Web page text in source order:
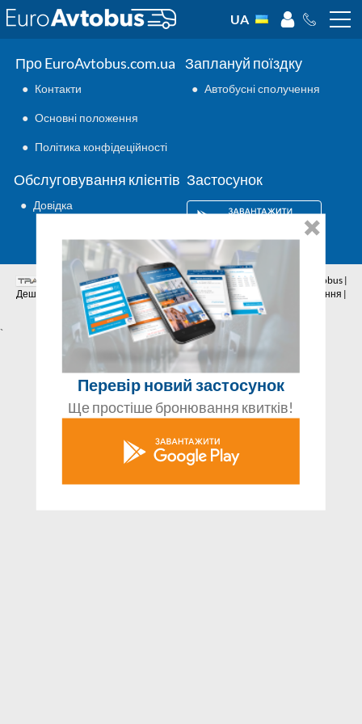
UA
Про EuroAvtobus.com.ua
● Контакти
● Основні положення
● Політика конфідеційності
Заплануй поїздку
● Автобусні сполучення
Обслуговування клієнтів
● Довідка
Застосунок
Аутсорсинг ІТ © 2026 | Всі права захищено | EuroAvtobus |
Дешеві автобусні квитки онлайн | Внутрішні та міжнародні перевезення |
Автобусні сполучення | Подорожі автобусами
`
Перевір новий застосунок
Ще простіше бронювання квитків!